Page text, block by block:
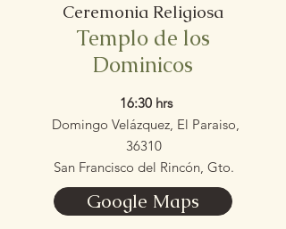
Ceremonia Religiosa
Templo de los
Dominicos
16:30 hrs
Domingo Velázquez, El Paraiso,
36310
San Francisco del Rincón, Gto.
Google Maps